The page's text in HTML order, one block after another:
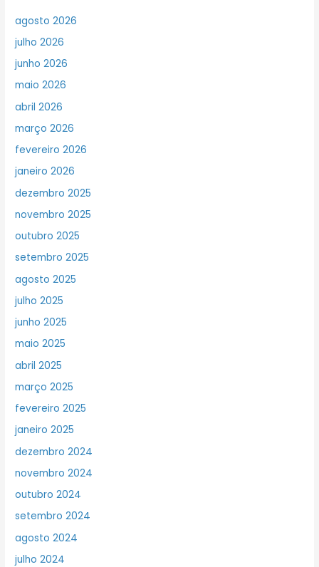
agosto 2026
julho 2026
junho 2026
maio 2026
abril 2026
março 2026
fevereiro 2026
janeiro 2026
dezembro 2025
novembro 2025
outubro 2025
setembro 2025
agosto 2025
julho 2025
junho 2025
maio 2025
abril 2025
março 2025
fevereiro 2025
janeiro 2025
dezembro 2024
novembro 2024
outubro 2024
setembro 2024
agosto 2024
julho 2024